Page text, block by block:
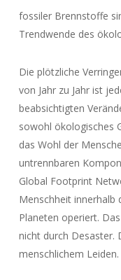
fossiler Brennstoffe
Trendwende des
Die plötzliche
von Jahr zu Jahr ist
beabsichtigten
sowohl ökologisches
das Wohl der
untrennbaren
Global Footprint
Menschheit innerhalb
Planeten operiert.
nicht durch Desaster.
menschlichem Leiden.